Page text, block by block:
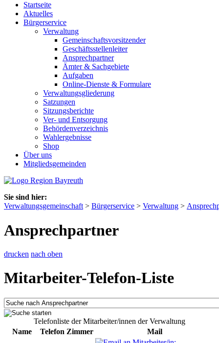
Startseite
Aktuelles
Bürgerservice
Verwaltung
Gemeinschaftsvorsitzender
Geschäftsstellenleiter
Ansprechpartner
Ämter & Sachgebiete
Aufgaben
Online-Dienste & Formulare
Verwaltungsgliederung
Satzungen
Sitzungsberichte
Ver- und Entsorgung
Behördenverzeichnis
Wahlergebnisse
Shop
Über uns
Mitgliedsgemeinden
Sie sind hier:
Verwaltungsgemeinschaft > Bürgerservice > Verwaltung >
Ansprechpartner
drucken nach oben
Mitarbeiter-Telefon-Liste
Telefonliste der Mitarbeiter/innen der Verwaltung
Name
Telefon Zimmer Mail